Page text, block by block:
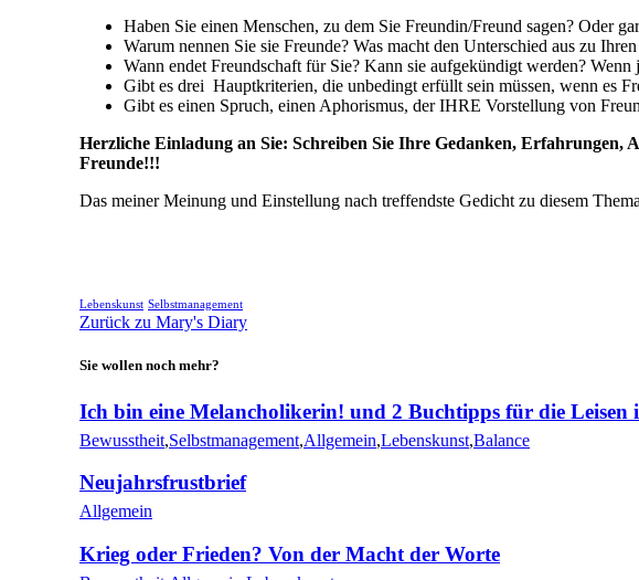
Haben Sie einen Menschen, zu dem Sie Freundin/Freund sagen? Oder
Warum nennen Sie sie Freunde? Was macht den Unterschied aus zu
Wann endet Freundschaft für Sie? Kann sie aufgekündigt werden?
Gibt es drei Hauptkriterien, die unbedingt erfüllt sein müssen, wenn es
Gibt es einen Spruch, einen Aphorismus, der IHRE Vorstellung von
Herzliche Einladung an Sie: Schreiben Sie Ihre Gedanken, Erfahrungen,
Freunde!!!
Das meiner Meinung und Einstellung nach treffendste Gedicht zu diesem
Lebenskunst Selbstmanagement
Zurück zu Mary's Diary
Sie wollen noch mehr?
Ich bin eine Melancholikerin! und 2 Buchtipps für die Leisen
Bewusstheit,Selbstmanagement,Allgemein,Lebenskunst,Balance
Neujahrsfrustbrief
Allgemein
Krieg oder Frieden? Von der Macht der Worte